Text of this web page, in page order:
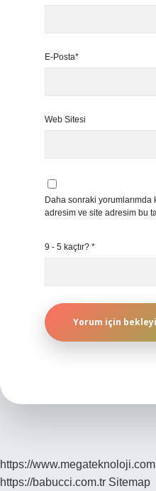
E-Posta*
Web Sitesi
Daha sonraki yorumlarımda
adresim ve site adresim bu
9 - 5 kaçtır? *
https://www.megateknoloji.com
https://babucci.com.tr Sitemap